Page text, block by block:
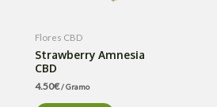
Flores CBD
Strawberry Amnesia
CBD
4.50€/ Gramo